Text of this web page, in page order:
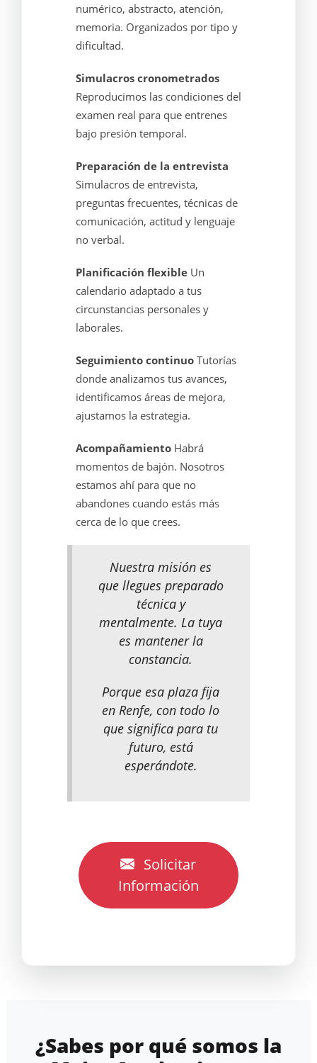
numérico, abstracto, atención,
memoria. Organizados por tipo y
dificultad.
Simulacros cronometrados
Reproducimos las condiciones del
examen real para que entrenes
bajo presión temporal.
Preparación de la entrevista
Simulacros de entrevista,
preguntas frecuentes, técnicas de
comunicación, actitud y lenguaje
no verbal.
Planificación flexibleUn
calendario adaptado a tus
circunstancias personales y
laborales.
Seguimiento continuoTutorías
donde analizamos tus avances,
identificamos áreas de mejora,
ajustamos la estrategia.
AcompañamientoHabrá
momentos de bajón. Nosotros
estamos ahí para que no
abandones cuando estás más
cerca de lo que crees.
Nuestra misión es
que llegues preparado
técnica y
mentalmente. La tuya
es mantener la
constancia.
Porque esa plaza fija
en Renfe, con todo lo
que significa para tu
futuro, está
esperándote.
Solicitar
Información
¿Sabes por qué somos la